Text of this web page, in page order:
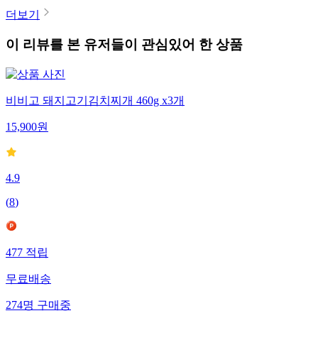
더보기
이 리뷰를 본 유저들이 관심있어 한 상품
비비고 돼지고기김치찌개 460g x3개
15,900원
4.9
(8)
477 적립
무료배송
274명 구매중